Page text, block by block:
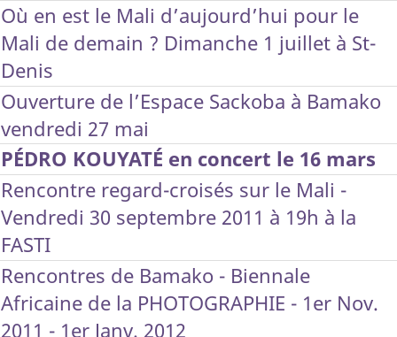
Où en est le Mali d’aujourd’hui pour le
Mali de demain ? Dimanche 1 juillet à St-
Denis
Ouverture de l’Espace Sackoba à Bamako
vendredi 27 mai
PÉDRO KOUYATÉ en concert le 16 mars
Rencontre regard-croisés sur le Mali -
Vendredi 30 septembre 2011 à 19h à la
FASTI
Rencontres de Bamako - Biennale
Africaine de la PHOTOGRAPHIE - 1er Nov.
2011 - 1er Janv. 2012